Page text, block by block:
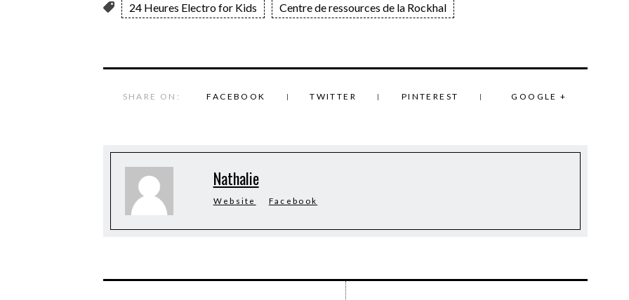
24 Heures Electro for Kids Centre de ressources de la Rockhal
SHARE ON: FACEBOOK TWITTER PINTEREST GOOGLE +
Nathalie
Website Facebook